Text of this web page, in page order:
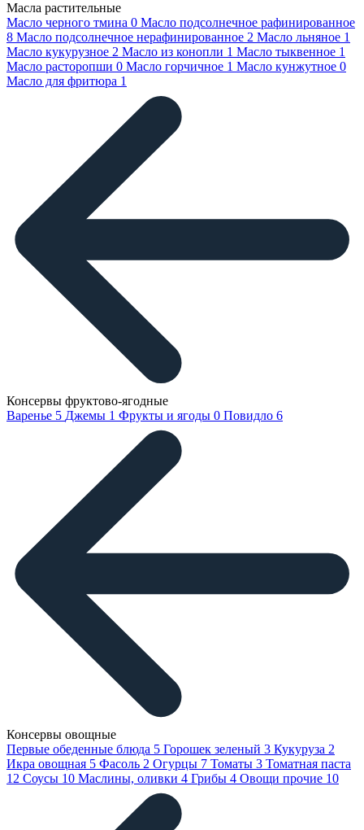
Масла растительные
Масло черного тмина 0 Масло подсолнечное рафинированное
8 Масло подсолнечное нерафинированное 2 Масло льняное 1
Масло кукурузное 2 Масло из конопли 1 Масло тыквенное 1
Масло расторопши 0 Масло горчичное 1 Масло кунжутное 0
Масло для фритюра 1
Консервы фруктово-ягодные
Варенье 5 Джемы 1 Фрукты и ягоды 0 Повидло 6
Консервы овощные
Первые обеденные блюда 5 Горошек зеленый 3 Кукуруза 2
Икра овощная 5 Фасоль 2 Огурцы 7 Томаты 3 Томатная паста
12 Соусы 10 Маслины, оливки 4 Грибы 4 Овощи прочие 10